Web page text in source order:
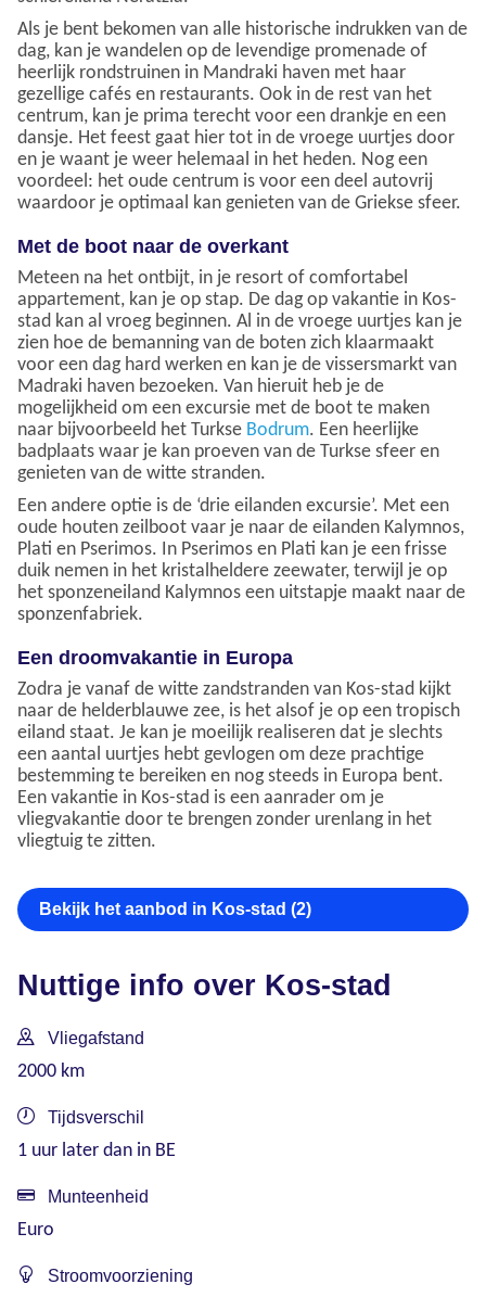
Als je bent bekomen van alle historische indrukken van de
dag, kan je wandelen op de levendige promenade of
heerlijk rondstruinen in Mandraki haven met haar
gezellige cafés en restaurants. Ook in de rest van het
centrum, kan je prima terecht voor een drankje en een
dansje. Het feest gaat hier tot in de vroege uurtjes door
en je waant je weer helemaal in het heden. Nog een
voordeel: het oude centrum is voor een deel autovrij
waardoor je optimaal kan genieten van de Griekse sfeer.
Met de boot naar de overkant
Meteen na het ontbijt, in je resort of comfortabel
appartement, kan je op stap. De dag op vakantie in Kos-
stad kan al vroeg beginnen. Al in de vroege uurtjes kan je
zien hoe de bemanning van de boten zich klaarmaakt
voor een dag hard werken en kan je de vissersmarkt van
Madraki haven bezoeken. Van hieruit heb je de
mogelijkheid om een excursie met de boot te maken
naar bijvoorbeeld het Turkse Bodrum. Een heerlijke
badplaats waar je kan proeven van de Turkse sfeer en
genieten van de witte stranden.
Een andere optie is de ‘drie eilanden excursie’. Met een
oude houten zeilboot vaar je naar de eilanden Kalymnos,
Plati en Pserimos. In Pserimos en Plati kan je een frisse
duik nemen in het kristalheldere zeewater, terwijl je op
het sponzeneiland Kalymnos een uitstapje maakt naar de
sponzenfabriek.
Een droomvakantie in Europa
Zodra je vanaf de witte zandstranden van Kos-stad kijkt
naar de helderblauwe zee, is het alsof je op een tropisch
eiland staat. Je kan je moeilijk realiseren dat je slechts
een aantal uurtjes hebt gevlogen om deze prachtige
bestemming te bereiken en nog steeds in Europa bent.
Een vakantie in Kos-stad is een aanrader om je
vliegvakantie door te brengen zonder urenlang in het
vliegtuig te zitten.
Bekijk het aanbod in Kos-stad (2)
Nuttige info over Kos-stad
Vliegafstand
2000 km
Tijdsverschil
1 uur later dan in BE
Munteenheid
Euro
Stroomvoorziening